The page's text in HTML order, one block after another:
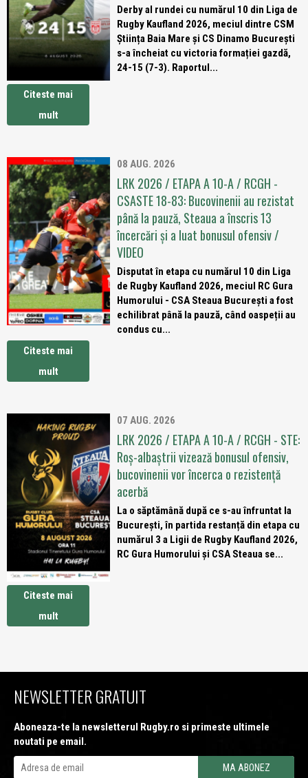
Derby al rundei cu numărul 10 din Liga de
Rugby Kaufland 2026, meciul dintre CSM
Știința Baia Mare și CS Dinamo București
s-a încheiat cu victoria formației gazdă,
24-15 (7-3). Raportul...
Citeste mai
mult
08 AUG. 2026
LRK 2026 / ETAPA A 10-A / RCGH -
CSASTE 18-83: Bucovinenii au rezistat
până la pauză, Steaua a înscris 13
încercări și a luat bonusul ofensiv /
VIDEO
Disputat în etapa cu numărul 10 din Liga
de Rugby Kaufland 2026, meciul RC Gura
Humorului - CSA Steaua București a fost
echilibrat până la pauză, când oaspeții au
condus cu...
Citeste mai
mult
07 AUG. 2026
LRK 2026 / ETAPA A 10-A / RCGH - STE:
Roș-albaștrii vizează bonusul ofensiv,
bucovinenii vor încerca o rezistență
acerbă
La o săptămână după ce s-au înfruntat la
București, în partida restanță din etapa cu
numărul 3 a Ligii de Rugby Kaufland 2026,
RC Gura Humorului și CSA Steaua se...
Citeste mai
mult
NEWSLETTER GRATUIT
Aboneaza-te la newsletterul Rugby.ro si primeste ultimele
noutati pe email.